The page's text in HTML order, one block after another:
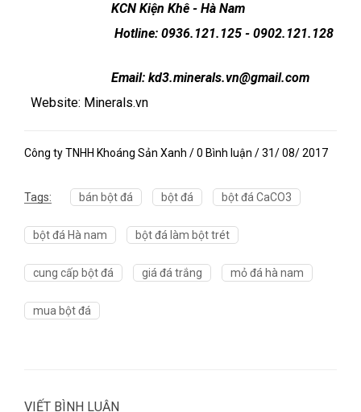
KCN Kiện Khê - Hà Nam
Hotline: 0936.121.125 - 0902.121.128
Email: kd3.minerals.vn@gmail.com
Website: Minerals.vn
Công ty TNHH Khoáng Sản Xanh / 0 Bình luận / 31/ 08/ 2017
Tags: bán bột đá bột đá bột đá CaCO3
bột đá Hà nam bột đá làm bột trét
cung cấp bột đá giá đá trắng mỏ đá hà nam
mua bột đá
VIẾT BÌNH LUẬN